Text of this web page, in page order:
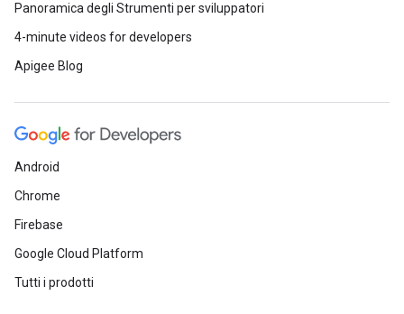
Panoramica degli Strumenti per sviluppatori
4-minute videos for developers
Apigee Blog
Android
Chrome
Firebase
Google Cloud Platform
Tutti i prodotti